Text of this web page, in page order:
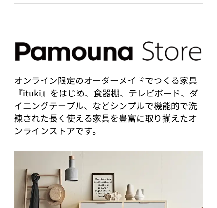
オンライン限定のオーダーメイドでつくる家具
『ituki』をはじめ、食器棚、テレビボード、ダ
イニングテーブル、などシンプルで機能的で洗
練された長く使える家具を豊富に取り揃えたオ
ンラインストアです。